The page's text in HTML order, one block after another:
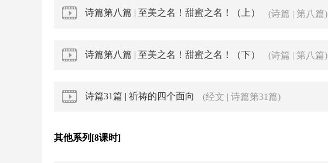
诗篇第八篇 | 至美之名！甜蜜之名！（上） (诗篇 | 第八篇)
诗篇第八篇 | 至美之名！甜蜜之名！（下） (诗篇 | 第八篇)
诗篇31篇 | 祈祷的四个面向 (经文 | 诗篇第31篇)
其他系列[8课时]